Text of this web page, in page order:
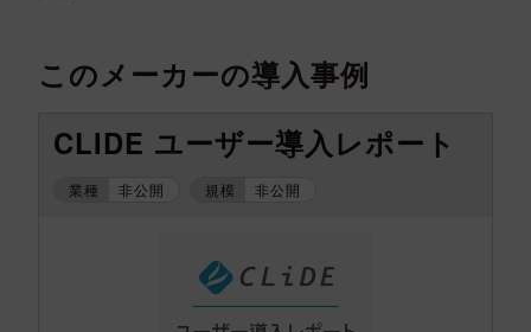
このメーカーの導入事例
CLIDE ユーザー導入レポート
業種 非公開 規模 非公開